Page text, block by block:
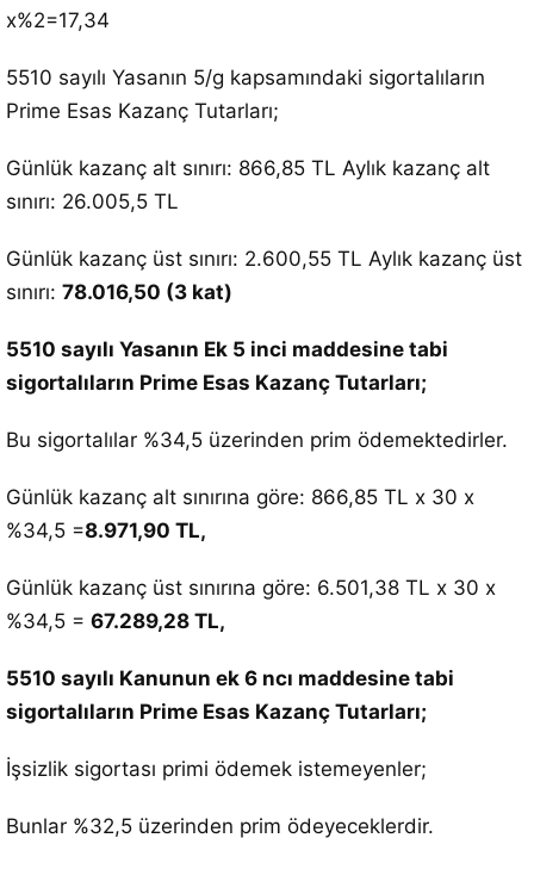
x%2=17,34
5510 sayılı Yasanın 5/g kapsamındaki sigortalıların
Prime Esas Kazanç Tutarları;
Günlük kazanç alt sınırı: 866,85 TL Aylık kazanç alt
sınırı: 26.005,5 TL
Günlük kazanç üst sınırı: 2.600,55 TL Aylık kazanç üst
sınırı: 78.016,50 (3 kat)
5510 sayılı Yasanın Ek 5 inci maddesine tabi
sigortalıların Prime Esas Kazanç Tutarları;
Bu sigortalılar %34,5 üzerinden prim ödemektedirler.
Günlük kazanç alt sınırına göre: 866,85 TL x 30 x
%34,5 =8.971,90 TL,
Günlük kazanç üst sınırına göre: 6.501,38 TL x 30 x
%34,5 = 67.289,28 TL,
5510 sayılı Kanunun ek 6 ncı maddesine tabi
sigortalıların Prime Esas Kazanç Tutarları;
İşsizlik sigortası primi ödemek istemeyenler;
Bunlar %32,5 üzerinden prim ödeyeceklerdir.